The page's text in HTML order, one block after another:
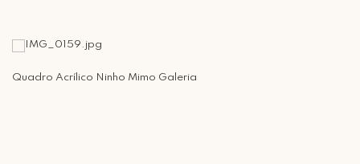
Quadro Acrílico Ninho Mimo Galeria